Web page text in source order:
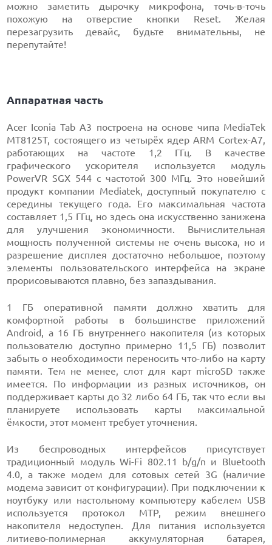
можно заметить дырочку микрофона, точь-в-точь
похожую на отверстие кнопки Reset. Желая
перезагрузить девайс, будьте внимательны, не
перепутайте!
Аппаратная часть
Acer Iconia Tab A3 построена на основе чипа MediaTek
MT8125T, состоящего из четырёх ядер ARM Cortex-A7,
работающих на частоте 1,2 ГГц. В качестве
графического ускорителя используется модуль
PowerVR SGX 544 с частотой 300 МГц. Это новейший
продукт компании Mediatek, доступный покупателю с
середины текущего года. Его максимальная частота
составляет 1,5 ГГц, но здесь она искусственно занижена
для улучшения экономичности. Вычислительная
мощность полученной системы не очень высока, но и
разрешение дисплея достаточно небольшое, поэтому
элементы пользовательского интерфейса на экране
прорисовываются плавно, без запаздывания.
1 ГБ оперативной памяти должно хватить для
комфортной работы в большинстве приложений
Android, а 16 ГБ внутреннего накопителя (из которых
пользователю доступно примерно 11,5 ГБ) позволит
забыть о необходимости переносить что-либо на карту
памяти. Тем не менее, слот для карт microSD также
имеется. По информации из разных источников, он
поддерживает карты до 32 либо 64 ГБ, так что если вы
планируете использовать карты максимальной
ёмкости, этот момент требует уточнения.
Из беспроводных интерфейсов присутствует
традиционный модуль Wi-Fi 802.11 b/g/n и Bluetooth
4.0, а также модем для сотовых сетей 3G (наличие
модема зависит от конфигурации). При подключении к
ноутбуку или настольному компьютеру кабелем USB
используется протокол MTP, режим внешнего
накопителя недоступен. Для питания используется
литиево-полимерная аккумуляторная батарея,